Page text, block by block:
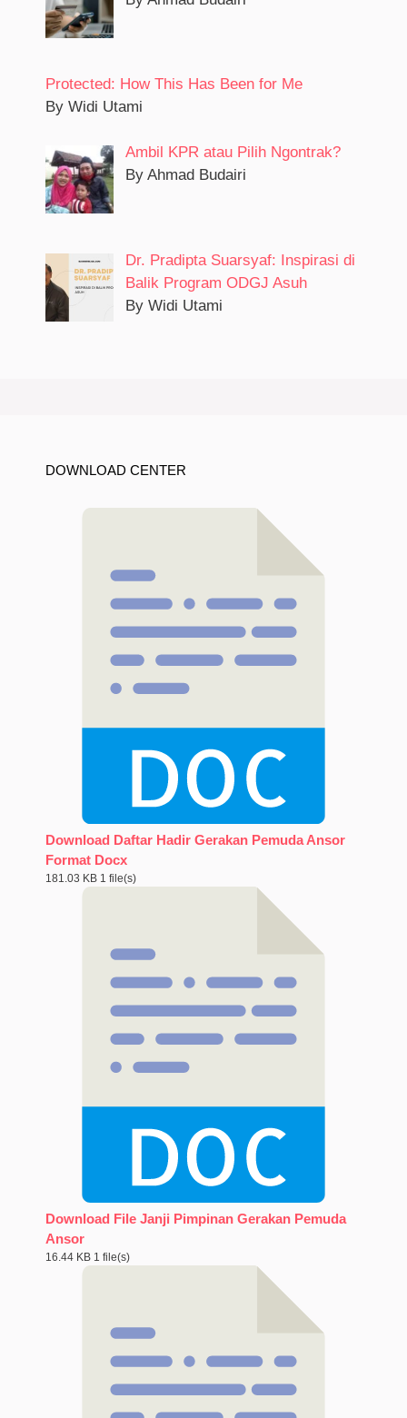
Protected: How This Has Been for Me
By Widi Utami
Ambil KPR atau Pilih Ngontrak?
By Ahmad Budairi
Dr. Pradipta Suarsyaf: Inspirasi di
Balik Program ODGJ Asuh
By Widi Utami
DOWNLOAD CENTER
Download Daftar Hadir Gerakan Pemuda Ansor
Format Docx
181.03 KB 1 file(s)
Download File Janji Pimpinan Gerakan Pemuda
Ansor
16.44 KB 1 file(s)